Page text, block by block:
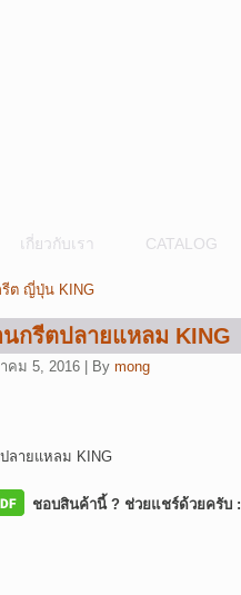
เกี่ยวกับเรา CATALOG
ต ญี่ปุ่น KING
กรีตปลายแหลม KING
คม 5, 2016 By mong
ลายแหลม KING
ชอบสินค้านี้ ? ช่วยแชร์ด้วยครับ :